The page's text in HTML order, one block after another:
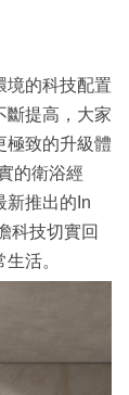
境的科技配置
斷提高，大家
極致的升級體
的衛浴經
新推出的In
科技切實回
活。